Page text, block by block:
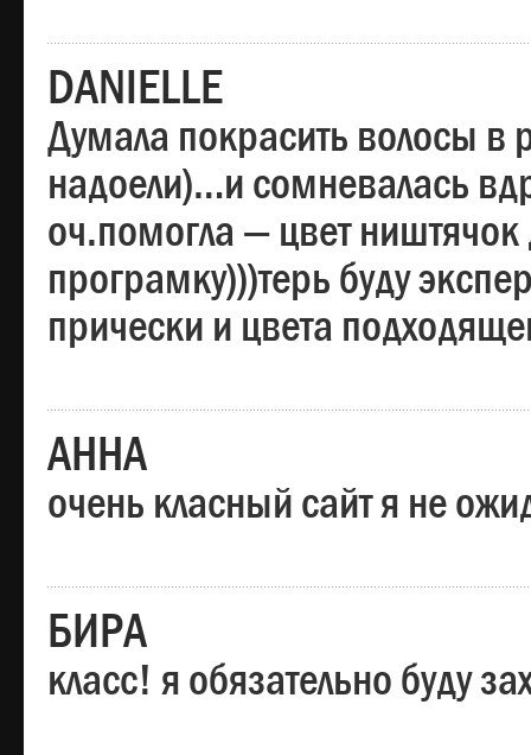
DANIELLE
Думала покрасить волосы
надоели)…и сомневалась
оч.помогла — цвет
програмку)))терь буду
прически и цвета
АННА
очень класный сайт я не
БИРА
класс! я обязательно буду